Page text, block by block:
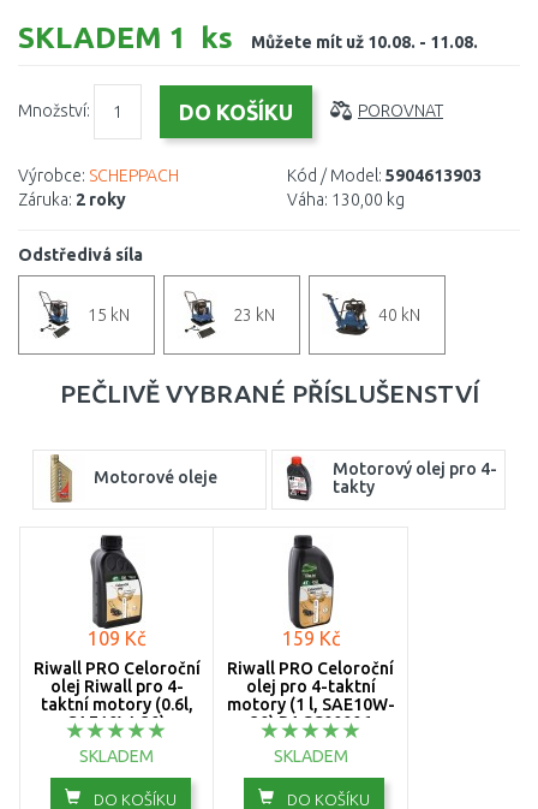
SKLADEM 1 ks Můžete mít už 10.08. - 11.08.
Množství: POROVNAT
Výrobce: SCHEPPACH
Záruka: 2 roky
Kód / Model: 5904613903
Váha: 130,00 kg
Odstředivá síla
15 kN 23 kN 40 kN
PEČLIVĚ VYBRANÉ PŘÍSLUŠENSTVÍ
Motorové oleje
Motorový olej pro 4-
takty
109 Kč
Riwall PRO Celoroční
olej Riwall pro 4-
taktní motory (0.6l,
SAE10W-30)
RACC00002
SKLADEM
DO KOŠÍKU
159 Kč
Riwall PRO Celoroční
olej pro 4-taktní
motory (1 l, SAE10W-
30) RACC00006
SKLADEM
DO KOŠÍKU